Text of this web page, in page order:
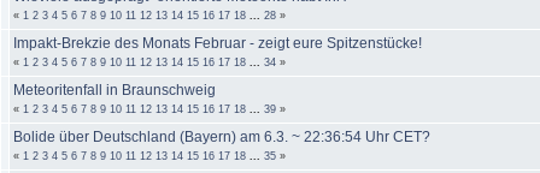
« 1 2 3 4 5 6 7 8 9 10 11 12 13 14 15 16 17 18 28 »
Impakt-Brekzie des Monats Februar - zeigt eure Spitzenstücke!
« 1 2 3 4 5 6 7 8 9 10 11 12 13 14 15 16 17 18 34 »
Meteoritenfall in Braunschweig
« 1 2 3 4 5 6 7 8 9 10 11 12 13 14 15 16 17 18 39 »
Bolide über Deutschland (Bayern) am 6.3. ~ 22:36:54 Uhr CET?
« 1 2 3 4 5 6 7 8 9 10 11 12 13 14 15 16 17 18 35 »